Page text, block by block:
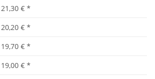
21,30 € *
20,20 € *
19,70 € *
19,00 € *